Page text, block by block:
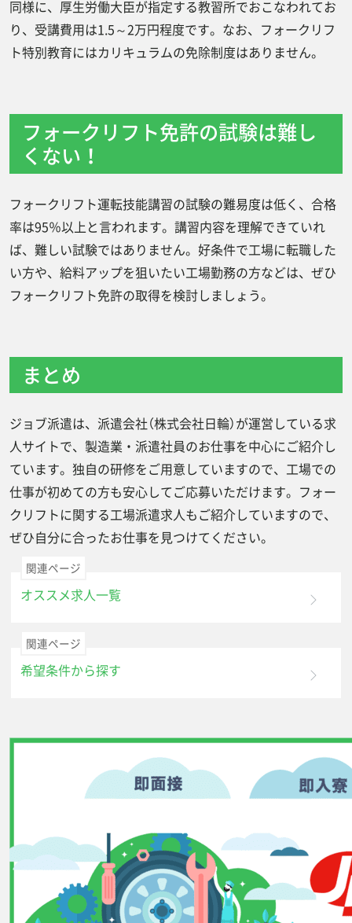
同様に、厚生労働大臣が指定する教習所でおこなわれてお
り、受講費用は1.5～2万円程度です。なお、フォークリフ
ト特別教育にはカリキュラムの免除制度はありません。
フォークリフト免許の試験は難し
くない！
フォークリフト運転技能講習の試験の難易度は低く、合格
率は95％以上と言われます。講習内容を理解できていれ
ば、難しい試験ではありません。好条件で工場に転職した
い方や、給料アップを狙いたい工場勤務の方などは、ぜひ
フォークリフト免許の取得を検討しましょう。
まとめ
ジョブ派遣は、派遣会社（株式会社日輪）が運営している求
人サイトで、製造業・派遣社員のお仕事を中心にご紹介し
ています。独自の研修をご用意していますので、工場での
仕事が初めての方も安心してご応募いただけます。フォー
クリフトに関する工場派遣求人もご紹介していますので、
ぜひ自分に合ったお仕事を見つけてください。
関連ページ
オススメ求人一覧
関連ページ
希望条件から探す